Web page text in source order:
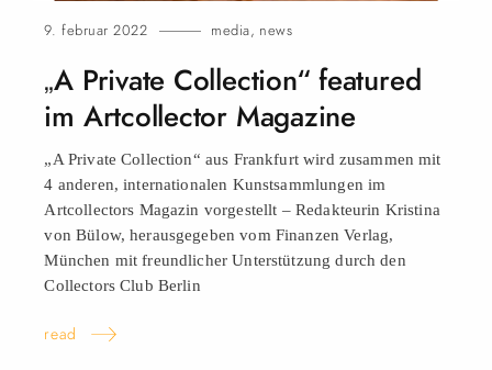
9. februar 2022 media, news
„A Private Collection“ featured
im Artcollector Magazine
„A Private Collection“ aus Frankfurt wird zusammen mit
4 anderen, internationalen Kunstsammlungen im
Artcollectors Magazin vorgestellt – Redakteurin Kristina
von Bülow, herausgegeben vom Finanzen Verlag,
München mit freundlicher Unterstützung durch den
Collectors Club Berlin
read